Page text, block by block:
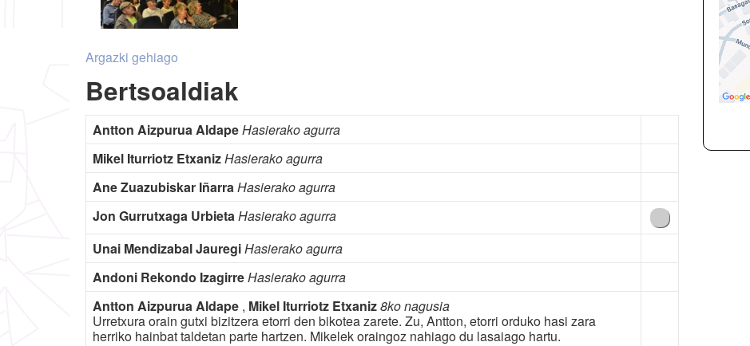
Argazki gehiago
Bertsoaldiak
Antton Aizpurua AldapeHasierako agurra
Mikel Iturriotz EtxanizHasierako agurra
Ane Zuazubiskar Iñarra Hasierako agurra
Jon Gurrutxaga Urbieta Hasierako agurra
Unai Mendizabal JauregiHasierako agurra
Andoni Rekondo IzagirreHasierako agurra
Antton Aizpurua Aldape , Mikel Iturriotz Etxaniz8ko nagusia
Urretxura orain gutxi bizitzera etorri den bikotea zarete. Zu, Antton, etorri orduko hasi zara
herriko hainbat taldetan parte hartzen. Mikelek oraingoz nahiago du lasaiago hartu.